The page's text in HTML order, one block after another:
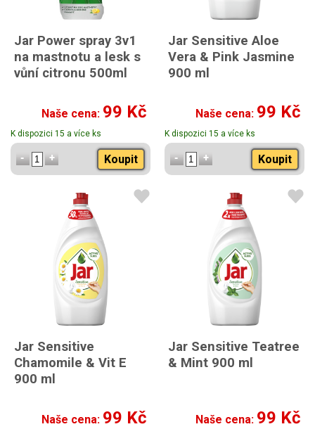
Jar Power spray 3v1
na mastnotu a lesk s
vůní citronu 500ml
Naše cena: 99 Kč
K dispozici 15 a více ks
Koupit
Jar Sensitive Aloe
Vera & Pink Jasmine
900 ml
Naše cena: 99 Kč
K dispozici 15 a více ks
Koupit
Jar Sensitive
Chamomile & Vit E
900 ml
Naše cena: 99 Kč
Jar Sensitive Teatree
& Mint 900 ml
Naše cena: 99 Kč